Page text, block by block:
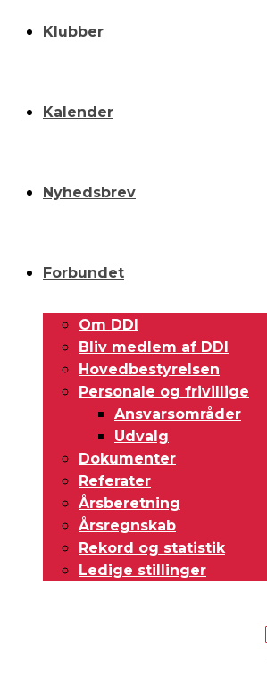
Klubber
Kalender
Nyhedsbrev
Forbundet
Om DDI
Bliv medlem af DDI
Hovedbestyrelsen
Personale og frivillige
Ansvarsområder
Udvalg
Dokumenter
Referater
Årsberetning
Årsregnskab
Rekord og statistik
Ledige stillinger